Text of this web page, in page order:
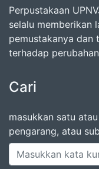
Perpustakaan
selalu memberikan
pemustakanya dan
terhadap
Cari
masukkan satu
pengarang, atau